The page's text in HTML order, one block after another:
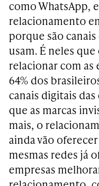
como WhatsApp,
relacionamento
porque são
usam. É neles
relacionar com as
64% dos
canais digitais
que as marcas
mais, o
ainda vão
mesmas redes já
empresas